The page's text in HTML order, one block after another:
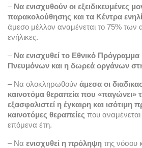
– Να ενισχυθούν οι εξειδικευμένες
παρακολούθησης και τα Κέντρα
άμεσο μέλλον αναμένεται το 75% των
ενήλικες.
– Να ενισχυθεί το Εθνικό
Πνευμόνων και η δωρεά οργάνων
– Να ολοκληρωθούν άμεσα οι
καινοτόμα θεραπεία που «παγώνει»
εξασφαλιστεί η έγκαιρη και ισότιμη
καινοτόμες θεραπείες που
επόμενα έτη.
– Να ενισχυθεί η πρόληψη της νόσου